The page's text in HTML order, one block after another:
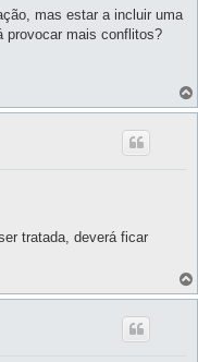
mas estar a incluir uma
provocar mais conflitos?
tratada, deverá ficar